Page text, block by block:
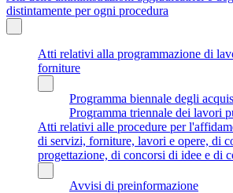
distintamente per ogni procedura
Atti relativi alla programmazione di
forniture
Programma biennale degli
Programma triennale dei lavori
Atti relativi alle procedure per
di servizi, forniture, lavori e opere, di
progettazione, di concorsi di idee e di
Avvisi di preinformazione